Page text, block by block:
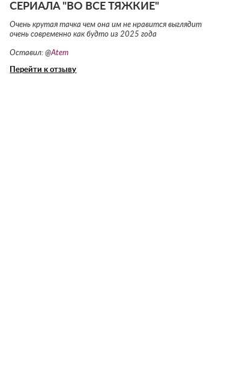
СЕРИАЛА "ВО ВСЕ ТЯЖКИЕ"
Очень крутая тачка чем она им не нравится выглядит
очень современно как будто из 2025 года
Оставил: @Atem
Перейти к отзыву